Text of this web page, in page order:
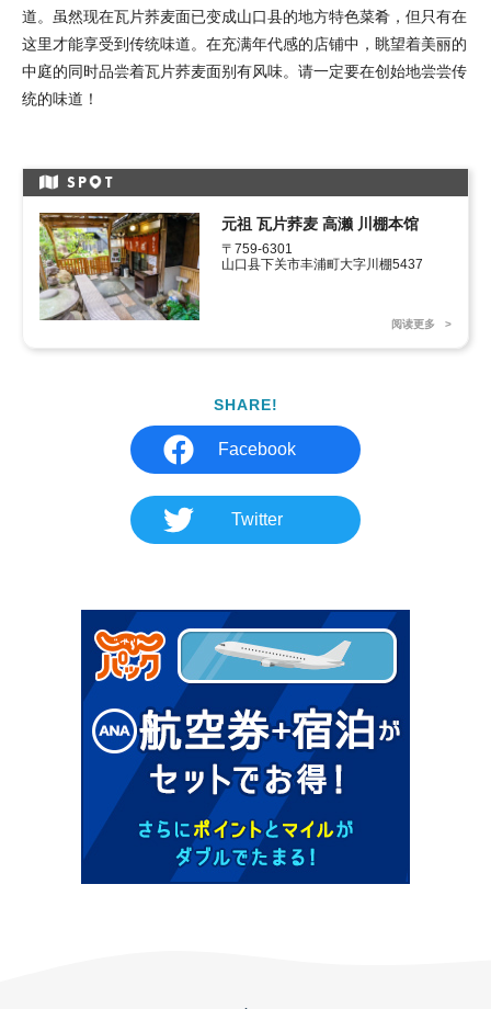
道。虽然现在瓦片荞麦面已变成山口县的地方特色菜肴，但只有在
这里才能享受到传统味道。在充满年代感的店铺中，眺望着美丽的
中庭的同时品尝着瓦片荞麦面别有风味。请一定要在创始地尝尝传
统的味道！
SP T
元祖 瓦片荞麦 高濑 川棚本馆
〒759-6301
山口县下关市丰浦町大字川棚5437
阅读更多
SHARE!
Facebook
Twitter